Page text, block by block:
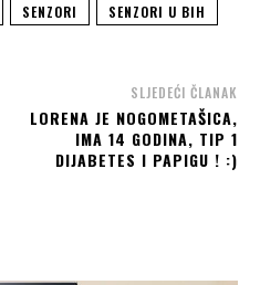
SENZORI SENZORI U BIH
SLJEDEĆI ČLANAK
LORENA JE NOGOMETAŠICA,
IMA 14 GODINA, TIP 1
DIJABETES I PAPIGU ! :)